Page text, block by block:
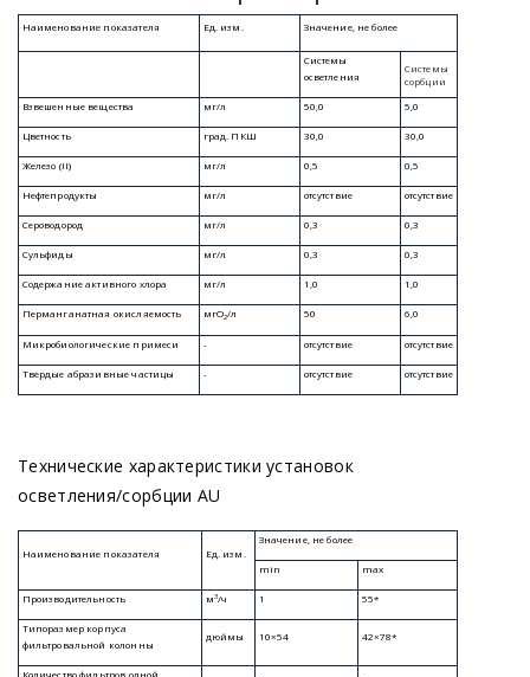
Технические характеристики установок
осветления/сорбции AU